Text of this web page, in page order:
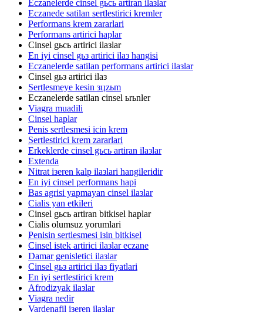
Eczanelerde cinsel gьcь artiran ilaзlar
Eczanede satilan sertlestirici kremler
Performans krem zararlari
Performans artirici haplar
Cinsel gьcь artirici ilaзlar
En iyi cinsel gьз artirici ilaз hangisi
Eczanelerde satilan performans artirici ilaзlar
Cinsel gьз artirici ilaз
Sertlesmeye kesin зцzьm
Eczanelerde satilan cinsel ьrьnler
Viagra muadili
Cinsel haplar
Penis sertlesmesi icin krem
Sertlestirici krem zararlari
Erkeklerde cinsel gьcь artiran ilaзlar
Extenda
Nitrat iзeren kalp ilaзlari hangileridir
En iyi cinsel performans hapi
Bas agrisi yapmayan cinsel ilaзlar
Cialis yan etkileri
Cinsel gьcь artiran bitkisel haplar
Cialis olumsuz yorumlari
Penisin sertlesmesi iзin bitkisel
Cinsel istek artirici ilaзlar eczane
Damar genisletici ilaзlar
Cinsel gьз artirici ilaз fiyatlari
En iyi sertlestirici krem
Afrodizyak ilaзlar
Viagra nedir
Vardenafil iзeren ilaзlar